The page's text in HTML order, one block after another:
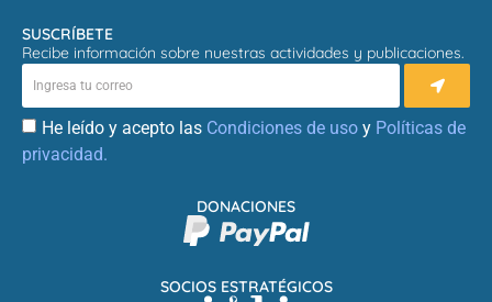
SUSCRÍBETE
Recibe información sobre nuestras actividades y publicaciones.
He leído y acepto las Condiciones de uso y Políticas de
privacidad.
SOCIOS ESTRATÉGICOS
DONACIONES